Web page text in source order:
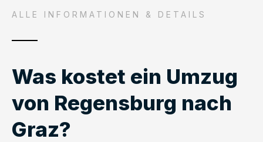
ALLE INFORMATIONEN & DETAILS
Was kostet ein Umzug
von Regensburg nach
Graz?